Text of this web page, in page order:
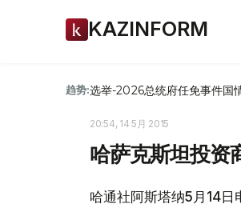
KAZINFORM
趋势:选举-2026总统府任免事件国
20:54, 14 5月 2015
哈萨克斯坦投资
哈通社阿斯塔纳5月14